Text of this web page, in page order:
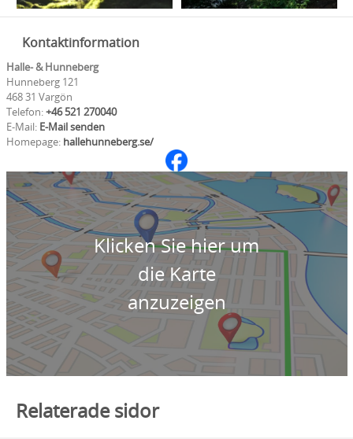
Kontaktinformation
Halle- & Hunneberg
Hunneberg 121
468 31 Vargön
Telefon:+46 521 270040
E-Mail: E-Mail senden
Homepage: hallehunneberg.se/
Klicken Sie hier um
die Karte
anzuzeigen
Relaterade sidor